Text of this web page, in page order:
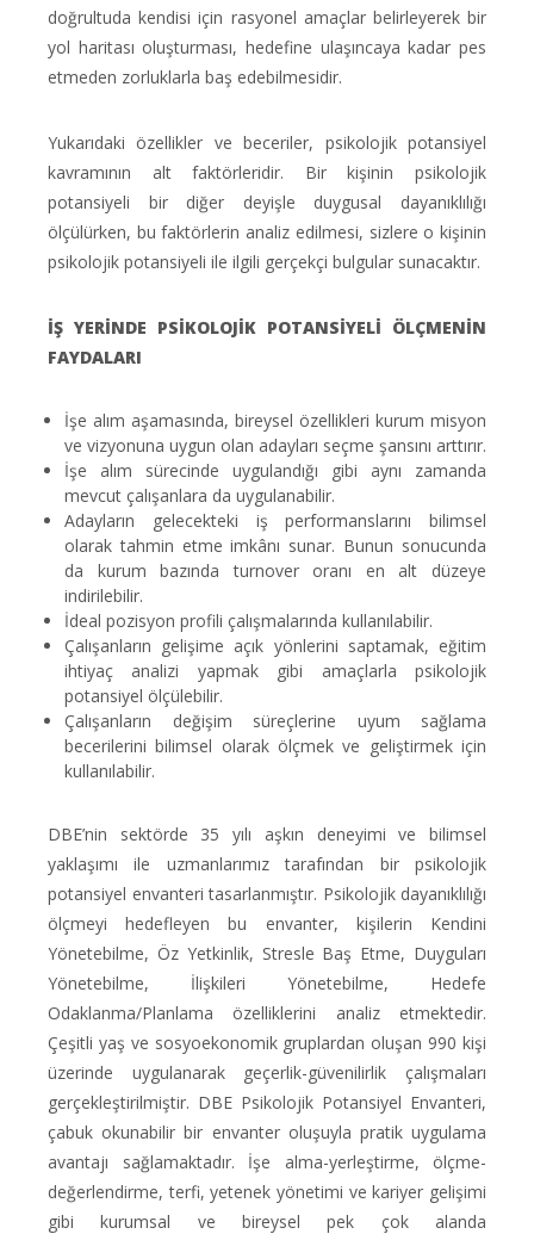
doğrultuda kendisi için rasyonel amaçlar belirleyerek bir
yol haritası oluşturması, hedefine ulaşıncaya kadar pes
etmeden zorluklarla baş edebilmesidir.
Yukarıdaki özellikler ve beceriler, psikolojik potansiyel
kavramının alt faktörleridir. Bir kişinin psikolojik
potansiyeli bir diğer deyişle duygusal dayanıklılığı
ölçülürken, bu faktörlerin analiz edilmesi, sizlere o kişinin
psikolojik potansiyeli ile ilgili gerçekçi bulgular sunacaktır.
İŞ YERİNDE PSİKOLOJİK POTANSİYELİ ÖLÇMENİN
FAYDALARI
İşe alım aşamasında, bireysel özellikleri kurum misyon
ve vizyonuna uygun olan adayları seçme şansını arttırır.
İşe alım sürecinde uygulandığı gibi aynı zamanda
mevcut çalışanlara da uygulanabilir.
Adayların gelecekteki iş performanslarını bilimsel
olarak tahmin etme imkânı sunar. Bunun sonucunda
da kurum bazında turnover oranı en alt düzeye
indirilebilir.
İdeal pozisyon profili çalışmalarında kullanılabilir.
Çalışanların gelişime açık yönlerini saptamak, eğitim
ihtiyaç analizi yapmak gibi amaçlarla psikolojik
potansiyel ölçülebilir.
Çalışanların değişim süreçlerine uyum sağlama
becerilerini bilimsel olarak ölçmek ve geliştirmek için
kullanılabilir.
DBE’nin sektörde 35 yılı aşkın deneyimi ve bilimsel
yaklaşımı ile uzmanlarımız tarafından bir psikolojik
potansiyel envanteri tasarlanmıştır. Psikolojik dayanıklılığı
ölçmeyi hedefleyen bu envanter, kişilerin Kendini
Yönetebilme, Öz Yetkinlik, Stresle Baş Etme, Duyguları
Yönetebilme, İlişkileri Yönetebilme, Hedefe
Odaklanma/Planlama özelliklerini analiz etmektedir.
Çeşitli yaş ve sosyoekonomik gruplardan oluşan 990 kişi
üzerinde uygulanarak geçerlik-güvenilirlik çalışmaları
gerçekleştirilmiştir. DBE Psikolojik Potansiyel Envanteri,
çabuk okunabilir bir envanter oluşuyla pratik uygulama
avantajı sağlamaktadır. İşe alma-yerleştirme, ölçme-
değerlendirme, terfi, yetenek yönetimi ve kariyer gelişimi
gibi kurumsal ve bireysel pek çok alanda